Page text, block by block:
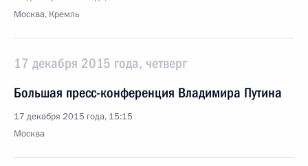
Москва, Кремль
17 декабря 2015 года, четверг
Большая пресс-конференция Владимира Путина
17 декабря 2015 года, 15:15
Москва